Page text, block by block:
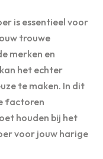
is essentieel voor
trouwe
merken en
het echter
te maken. In dit
factoren
houden bij het
voor jouw harige